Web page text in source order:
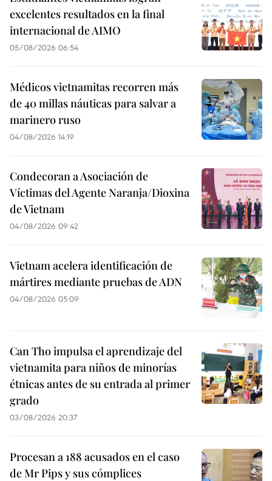
excelentes resultados en la final
internacional de AIMO
05/08/2026 06:54
Médicos vietnamitas recorren más
de 40 millas náuticas para salvar a
marinero ruso
04/08/2026 14:19
Condecoran a Asociación de
Víctimas del Agente Naranja/Dioxina
de Vietnam
04/08/2026 09:42
Vietnam acelera identificación de
mártires mediante pruebas de ADN
04/08/2026 05:09
Can Tho impulsa el aprendizaje del
vietnamita para niños de minorías
étnicas antes de su entrada al primer
grado
03/08/2026 20:37
Procesan a 188 acusados en el caso
de Mr Pips y sus cómplices